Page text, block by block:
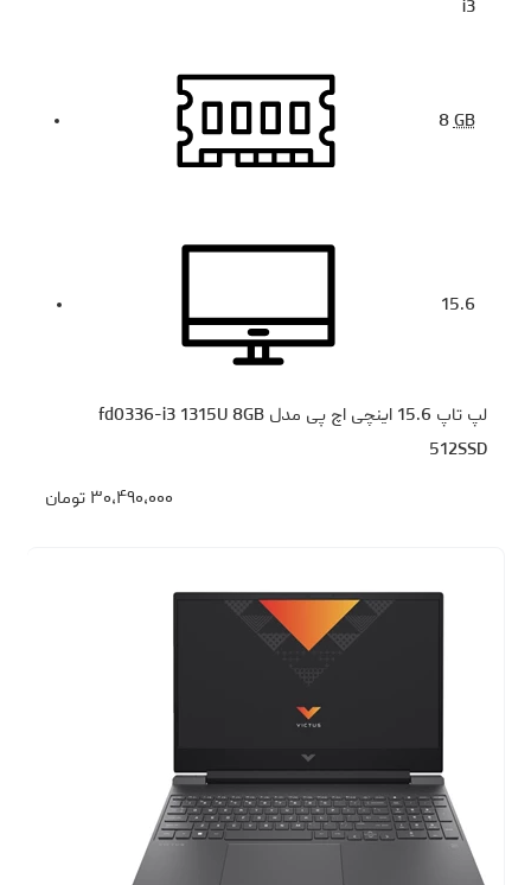
i3
8GB
15.6
لپ تاپ 15.6 اینچی اچ‌ پی مدل fd0336-i3 1315U 8GB
512SSD
۳۰،۴۹۰،۰۰۰ تومان